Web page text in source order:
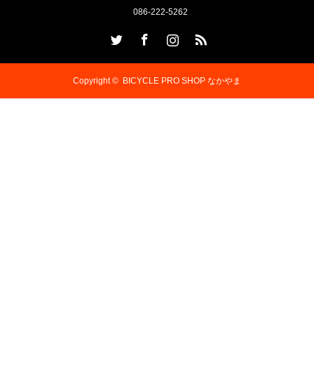
086-222-5262
Copyright © BICYCLE PRO SHOP なかやま